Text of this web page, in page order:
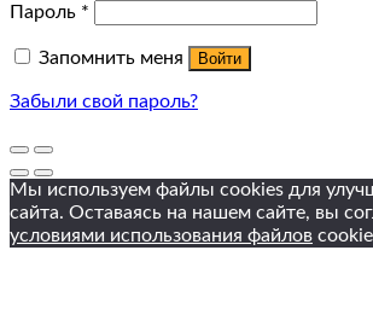
Пароль *
Запомнить меня Войти
Забыли свой пароль?
Мы используем файлы cookies для
сайта. Оставаясь на нашем сайте, вы
условиями использования файлов